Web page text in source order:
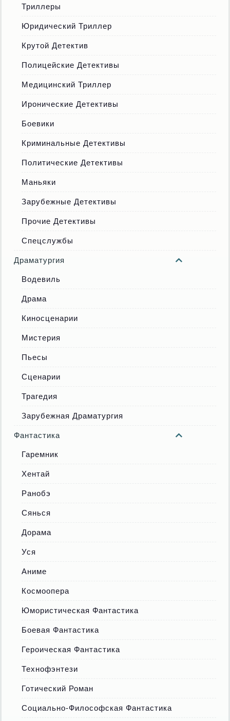
Триллеры
Юридический Триллер
Крутой Детектив
Полицейские Детективы
Медицинский Триллер
Иронические Детективы
Боевики
Криминальные Детективы
Политические Детективы
Маньяки
Зарубежные Детективы
Прочие Детективы
Спецслужбы
Драматургия
Водевиль
Драма
Киносценарии
Мистерия
Пьесы
Сценарии
Трагедия
Зарубежная Драматургия
Фантастика
Гаремник
Хентай
Ранобэ
Сянься
Дорама
Уся
Аниме
Космоопера
Юмористическая Фантастика
Боевая Фантастика
Героическая Фантастика
Технофэнтези
Готический Роман
Социально-Философская Фантастика